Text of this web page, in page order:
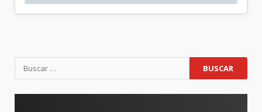
Buscar: